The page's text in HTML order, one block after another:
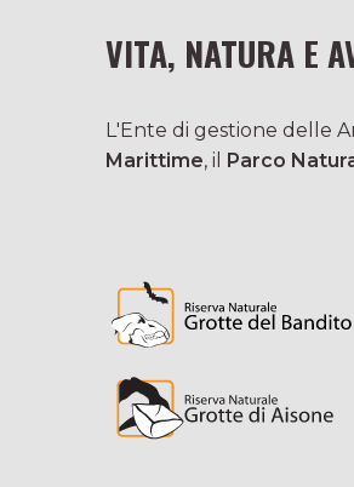
VITA, NATURA E
L'Ente di gestione delle
Marittime, il Parco